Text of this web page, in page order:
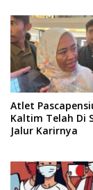
Atlet
Kaltim Telah Di
Jalur Karirnya